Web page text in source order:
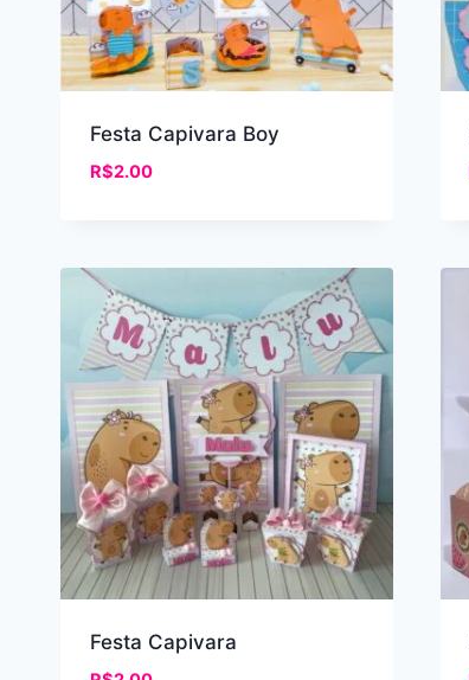
Festa Capivara Boy
R$2.00
Festa Capivara